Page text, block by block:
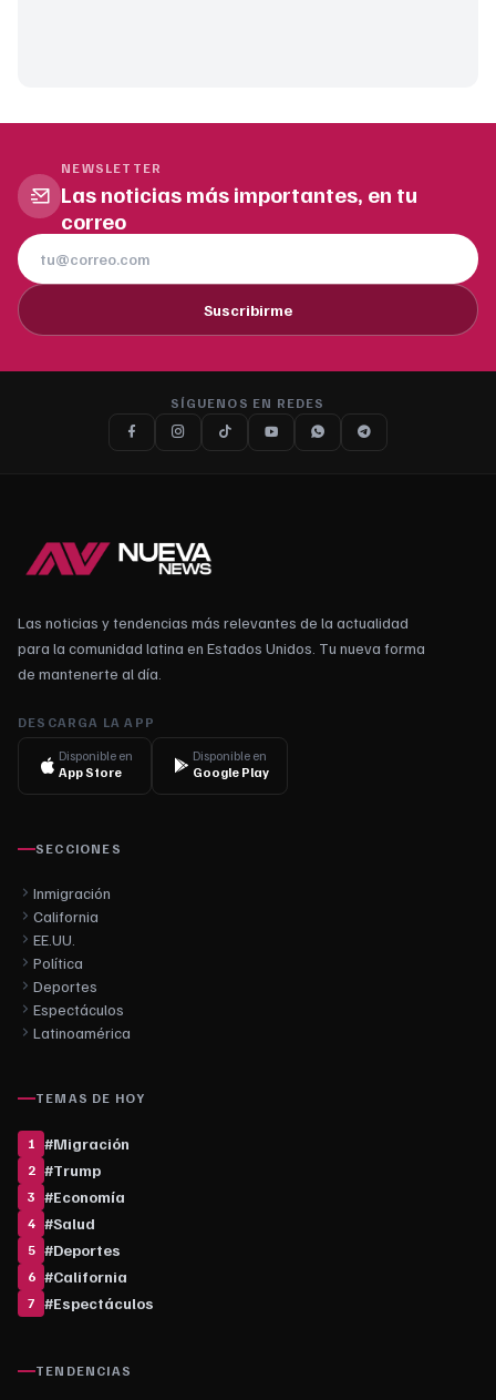
NEWSLETTER
Las noticias más importantes, en tu
correo
Suscribirme
SÍGUENOS EN REDES
Las noticias y tendencias más relevantes de la actualidad
para la comunidad latina en Estados Unidos. Tu nueva forma
de mantenerte al día.
DESCARGA LA APP
Disponible en
App Store
Disponible en
Google Play
SECCIONES
Inmigración
California
EE.UU.
Política
Deportes
Espectáculos
Latinoamérica
TEMAS DE HOY
1 #Migración
2 #Trump
3 #Economía
4 #Salud
5 #Deportes
6 #California
7 #Espectáculos
TENDENCIAS